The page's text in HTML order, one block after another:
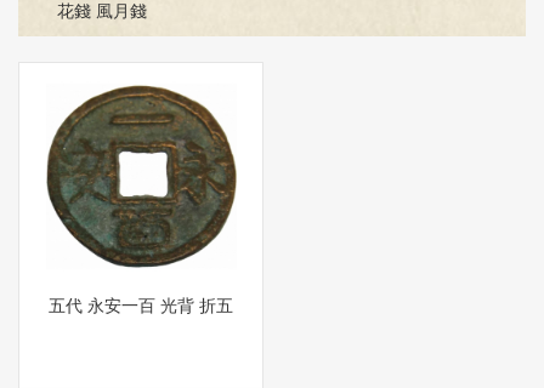
花錢 風月錢
五代 永安一百 光背 折五